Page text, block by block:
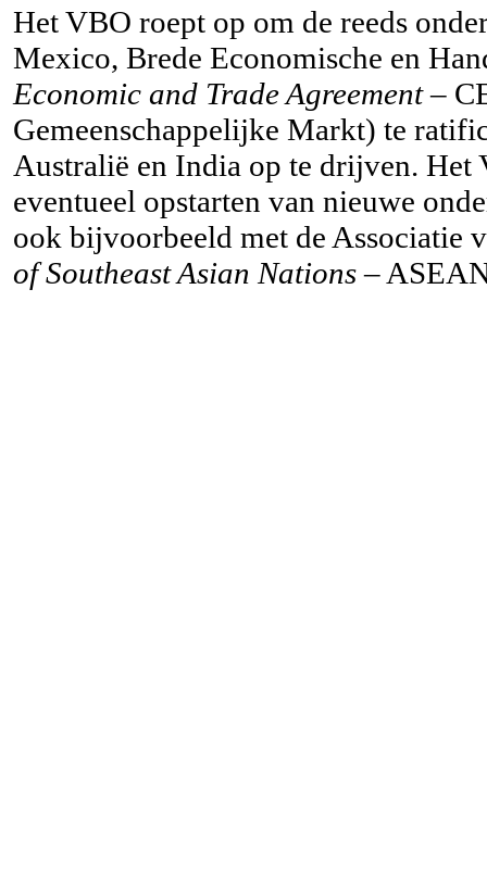
Het VBO roept op om de reeds
Mexico, Brede Economische en
Economic and Trade Agreement–
Gemeenschappelijke Markt) te
Australië en India op te drijven.
eventueel opstarten van nieuwe
ook bijvoorbeeld met de Associatie
of Southeast Asian Nations–